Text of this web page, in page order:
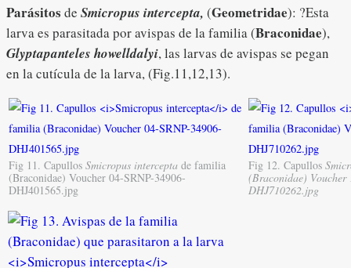
Parásitos de Smicropus intercepta, (Geometridae): ?Esta
larva es parasitada por avispas de la familia (Braconidae),
Glyptapanteles howelldalyi, las larvas de avispas se pegan
en la cutícula de la larva, (Fig.11,12,13).
Fig 11. Capullos Smicropus intercepta de familia
(Braconidae) Voucher 04-SRNP-34906-
DHJ401565.jpg
Fig 12. Capullos
(Braconidae) Voucher
DHJ710262.jpg